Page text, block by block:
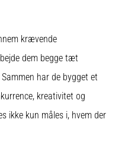
krævende
dem begge tæt
har de bygget et
kreativitet og
ikke kun måles i, hvem der